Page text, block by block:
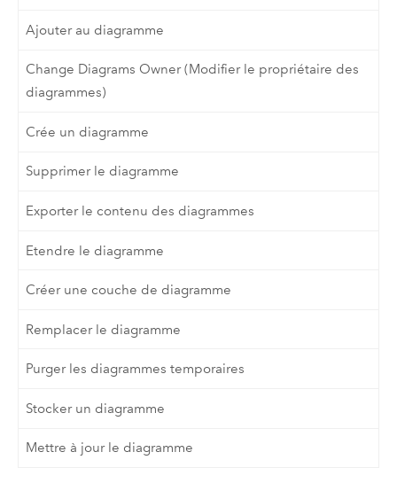
Ajouter au diagramme
Change Diagrams Owner (Modifier le propriétaire des
diagrammes)
Crée un diagramme
Supprimer le diagramme
Exporter le contenu des diagrammes
Etendre le diagramme
Créer une couche de diagramme
Remplacer le diagramme
Purger les diagrammes temporaires
Stocker un diagramme
Mettre à jour le diagramme